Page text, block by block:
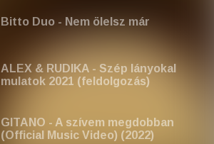
Bitto Duo - Nem ölelsz már
ALEX & RUDIKA - Szép lányokal
mulatok 2021 (feldolgozás)
GITANO - A szívem megdobban
(Official Music Video) (2022)